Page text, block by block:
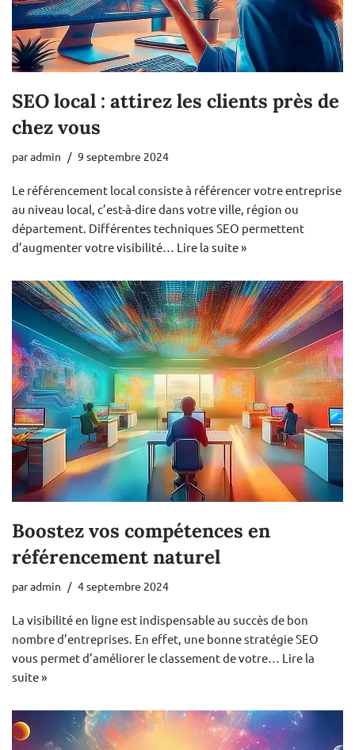
SEO local : attirez les clients près de
chez vous
paradmin 9 septembre 2024
Le référencement local consiste à référencer votre entreprise
au niveau local, c’est-à-dire dans votre ville, région ou
département. Différentes techniques SEO permettent
d’augmenter votre visibilité… Lire la suite »
Boostez vos compétences en
référencement naturel
paradmin 4 septembre 2024
La visibilité en ligne est indispensable au succès de bon
nombre d’entreprises. En effet, une bonne stratégie SEO
vous permet d’améliorer le classement de votre… Lire la
suite »